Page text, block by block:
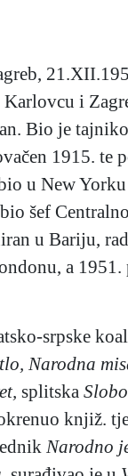
i
Bio je
1915. te
u New
šef
u Bariju,
a 1951.
srpske
Narodna
splitska
knjiž.
Narodno